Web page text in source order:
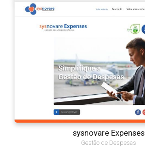
sysnovare Expenses
Gestão de Despesas